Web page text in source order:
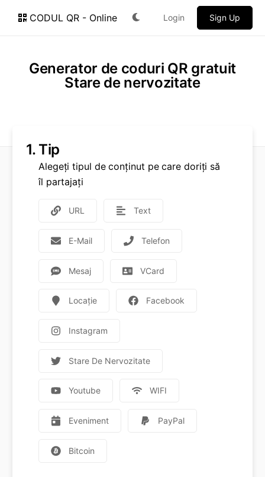
CODUL QR - Online Login Sign Up
Generator de coduri QR gratuit
Stare de nervozitate
1. Tip
Alegeți tipul de conținut pe care doriți să
îl partajați
URL Text
E-Mail Telefon
Mesaj VCard
Locație Facebook
Instagram
Stare De Nervozitate
Youtube WIFI
Eveniment PayPal
Bitcoin